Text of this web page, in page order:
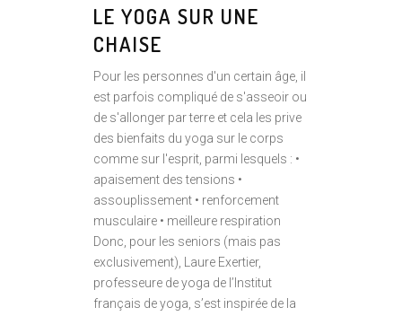
LE YOGA SUR UNE
CHAISE
Pour les personnes d'un certain âge, il
est parfois compliqué de s'asseoir ou
de s'allonger par terre et cela les prive
des bienfaits du yoga sur le corps
comme sur l'esprit, parmi lesquels : •
apaisement des tensions •
assouplissement • renforcement
musculaire • meilleure respiration
Donc, pour les seniors (mais pas
exclusivement), Laure Exertier,
professeure de yoga de l’Institut
français de yoga, s’est inspirée de la